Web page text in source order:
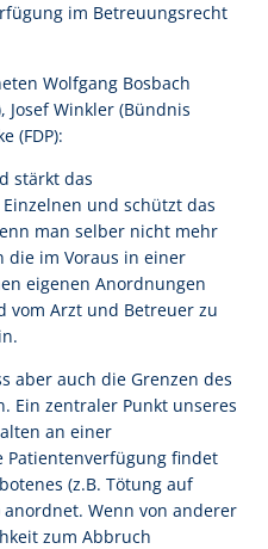
im Betreuungsrecht
Wolfgang Bosbach
Josef Winkler (Bündnis
(FDP):
stärkt das
und schützt das
man selber nicht mehr
die im Voraus in einer
eigenen Anordnungen
Arzt und Betreuer zu
aber auch die Grenzen des
Ein zentraler Punkt unseres
an einer
Patientenverfügung findet
(z.B. Tötung auf
Wenn von anderer
zum Abbruch